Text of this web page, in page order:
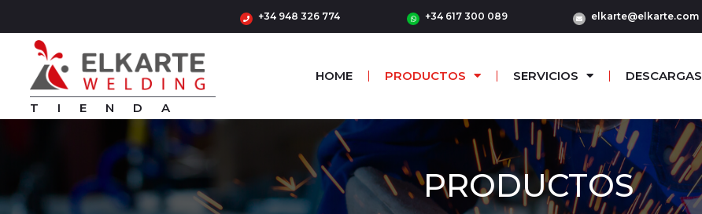
+34 948 326 774 +34 617 300 089 elkarte@elkarte.com
TIENDA
HOME PRODUCTOS SERVICIOS DESCARGAS
PRODUCTOS